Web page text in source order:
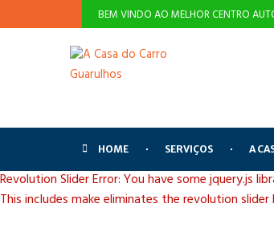
BEM VINDO AO MELHOR CENTRO
HOME SERVIÇOS A
Revolution Slider Error: You have some jquery.js
This includes make eliminates the revolution